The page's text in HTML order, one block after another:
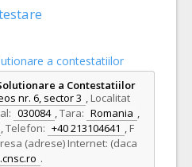
a contestatiilor
a Contestatiilor
nr. 6, sector 3 , Localitat
030084 ,Tara: Romania ,
,Telefon: +40 213104641 , F
(adrese) Internet: (daca
.